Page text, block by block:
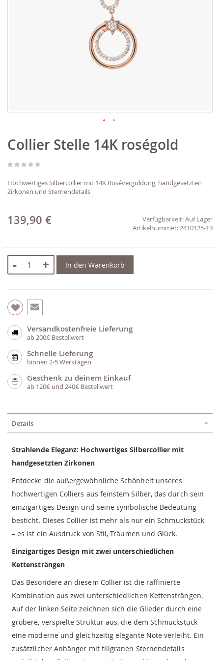
Anfang
der
springen
Collier Stelle 14K roségold
Hochwertiges Silbercollier mit 14K Rosévergoldung, handgesetzten
Zirkonen und Sternendetails
139,90 € Verfügbarkeit:Auf Lager
2410125-19
- + In den Warenkorb
Versandkostenfreie Lieferung
ab 200€ Bestellwert
Schnelle Lieferung
binnen 2-5 Werktagen
Geschenk zu deinem Einkauf
ab 120€ und 240€ Bestellwert
Details
Strahlende Eleganz: Hochwertiges Silbercollier mit
handgesetzten Zirkonen
Entdecke die außergewöhnliche Schönheit unseres
hochwertigen Colliers aus feinstem Silber, das durch sein
einzigartiges Design und seine symbolische Bedeutung
besticht. Dieses Collier ist mehr als nur ein Schmuckstück
– es ist ein Ausdruck von Stil, Träumen und Glück.
Einzigartiges Design mit zwei unterschiedlichen
Kettensträngen
Das Besondere an diesem Collier ist die raffinierte
Kombination aus zwei unterschiedlichen Kettensträngen.
Auf der linken Seite zeichnen sich die Glieder durch eine
gröbere, verspielte Struktur aus, die dem Schmuckstück
eine moderne und gleichzeitig elegante Note verleiht. Ein
zusätzlicher Anhänger mit filigranen Sternendetails